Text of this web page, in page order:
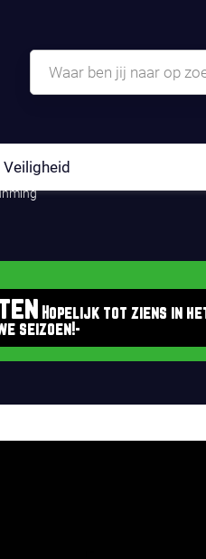
Veiligheid
Hopelijk tot ziens in
seizoen!-